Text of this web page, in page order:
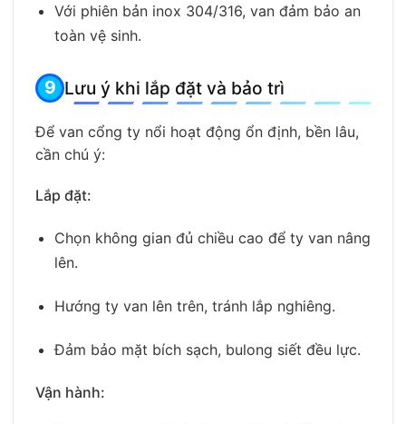
Với phiên bản inox 304/316, van đảm bảo an
toàn vệ sinh.
Lưu ý khi lắp đặt và bảo trì
Để van cổng ty nổi hoạt động ổn định, bền lâu,
cần chú ý:
Lắp đặt:
Chọn không gian đủ chiều cao để ty van nâng
lên.
Hướng ty van lên trên, tránh lắp nghiêng.
Đảm bảo mặt bích sạch, bulong siết đều lực.
Vận hành: